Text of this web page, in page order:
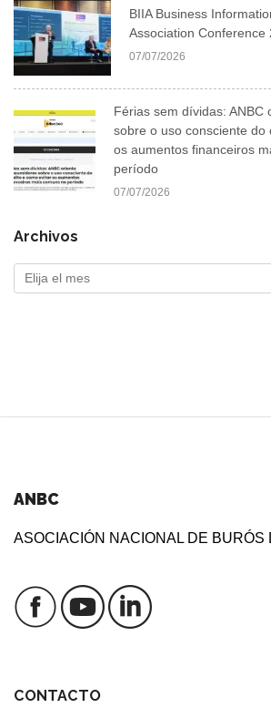
BIIA Business
Association Conference
07/07/2026
Férias sem dívidas: ANBC
sobre o uso consciente do
os aumentos financeiros
período
07/07/2026
Archivos
ANBC
ASOCIACIÓN NACIONAL DE BURÓS
CONTACTO